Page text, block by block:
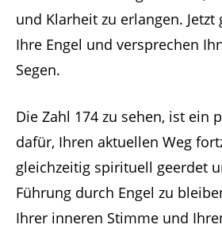
und Klarheit zu erlangen.
Ihre Engel und versprechen
Segen.
Die Zahl 174 zu sehen, ist ein
dafür, Ihren aktuellen Weg
gleichzeitig spirituell geerdet
Führung durch Engel zu
Ihrer inneren Stimme und